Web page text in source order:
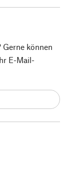
Gerne können
E-Mail-